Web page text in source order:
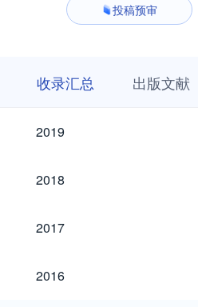
投稿预审
收录汇总 出版文献
2019
2019
2018
2018
2017
2017
2016
2016